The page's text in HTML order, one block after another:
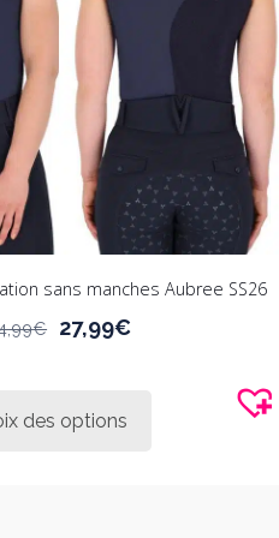
produit
sans manches Aubree SS26
€
Le
était :
27,99€Le
des options